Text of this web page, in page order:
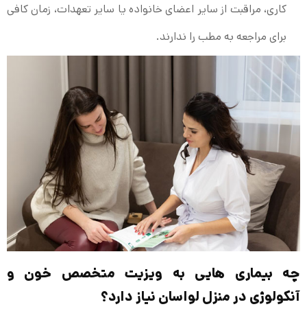
کاری، مراقبت از سایر اعضای خانواده یا سایر تعهدات، زمان کافی
برای مراجعه به مطب را ندارند.
چه بیماری‌ هایی به ویزیت متخصص خون و
آنکولوژی در منزل لواسان نیاز دارد؟